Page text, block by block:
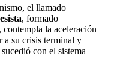
el llamado
, formado
contempla la aceleración
a su crisis terminal y
con el sistema